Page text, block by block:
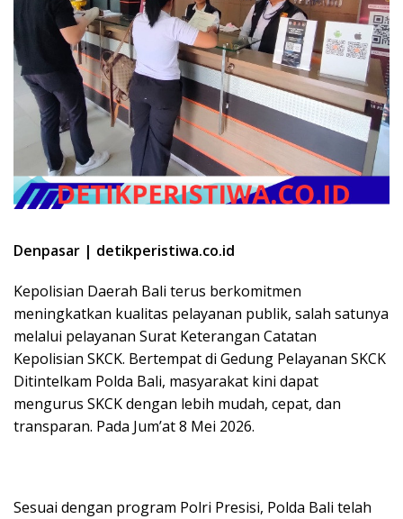
Denpasar | detikperistiwa.co.id
Kepolisian Daerah Bali terus berkomitmen
meningkatkan kualitas pelayanan publik, salah satunya
melalui pelayanan Surat Keterangan Catatan
Kepolisian SKCK. Bertempat di Gedung Pelayanan SKCK
Ditintelkam Polda Bali, masyarakat kini dapat
mengurus SKCK dengan lebih mudah, cepat, dan
transparan. Pada Jum’at 8 Mei 2026.
Sesuai dengan program Polri Presisi, Polda Bali telah